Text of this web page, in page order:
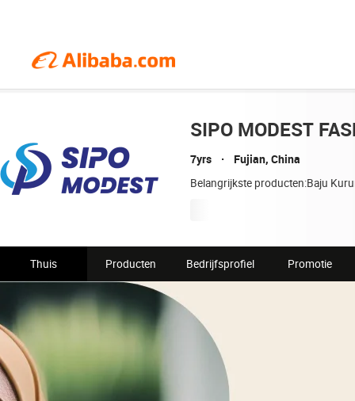
SIPO MODEST
7yrs Fujian, China
Belangrijkste producten:Baju
Thuis Producten Bedrijfsprofiel Promotie